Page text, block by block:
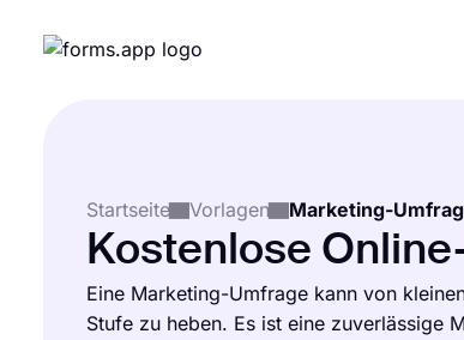
Startseite Vorlagen Marketing-
Kostenlose
Eine Marketing-Umfrage kann von
Stufe zu heben. Es ist eine zuverlässige